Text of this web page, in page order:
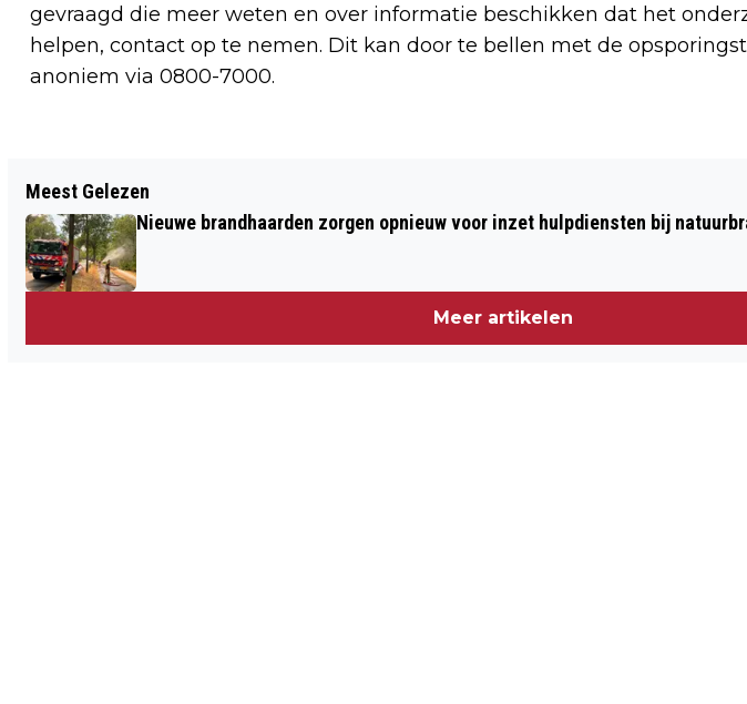
gevraagd die meer weten en over informatie beschikken dat het
helpen, contact op te nemen. Dit kan door te bellen met de
anoniem via 0800-7000.
BEAGLE "BEATLE" BEVRIJD UIT
ERBARMELIJKE OMSTANDIGHEDEN IN
VENLO
VEILIG ACHTER!
Meest Gelezen
Nieuwe brandhaarden zorgen opnieuw voor inzet hulpdiensten bij
Meer artikelen